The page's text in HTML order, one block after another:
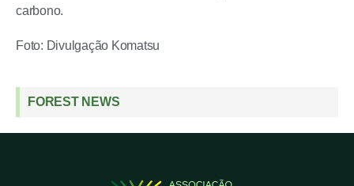
carbono.
Foto: Divulgação Komatsu
FOREST NEWS